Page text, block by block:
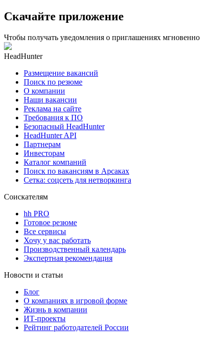
Скачайте приложение
Чтобы получать уведомления о приглашениях мгновенно
HeadHunter
Размещение вакансий
Поиск по резюме
О компании
Наши вакансии
Реклама на сайте
Требования к ПО
Безопасный HeadHunter
HeadHunter API
Партнерам
Инвесторам
Каталог компаний
Поиск по вакансиям в Арсаках
Сетка: соцсеть для нетворкинга
Соискателям
hh PRO
Готовое резюме
Все сервисы
Хочу у вас работать
Производственный календарь
Экспертная рекомендация
Новости и статьи
Блог
О компаниях в игровой форме
Жизнь в компании
ИТ-проекты
Рейтинг работодателей России